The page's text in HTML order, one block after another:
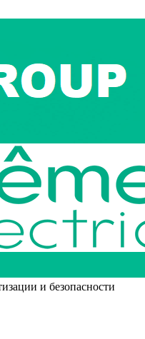
и безопасности